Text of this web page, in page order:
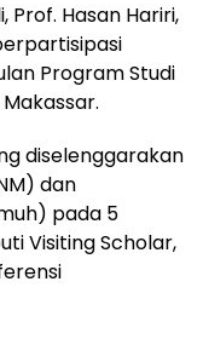
Prof. Hasan Hariri,
Program Studi
diselenggarakan
dan
pada 5
Visiting Scholar,